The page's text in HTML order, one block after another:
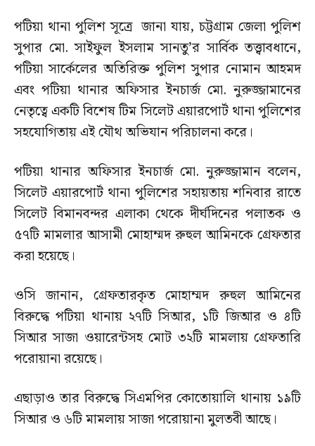
পটিয়া থানা পুলিশ সূত্রে জানা যায়, চট্টগ্রাম জেলা পুলিশ
সুপার মো. সাইফুল ইসলাম সানতু’র সার্বিক তত্ত্বাবধানে,
পটিয়া সার্কেলের অতিরিক্ত পুলিশ সুপার নোমান আহমদ
এবং পটিয়া থানার অফিসার ইনচার্জ মো. নুরুজ্জামানের
নেতৃত্বে একটি বিশেষ টিম সিলেট এয়ারপোর্ট থানা পুলিশের
সহযোগিতায় এই যৌথ অভিযান পরিচালনা করে।
পটিয়া থানার অফিসার ইনচার্জ মো. নুরুজ্জামান বলেন,
সিলেট এয়ারপোর্ট থানা পুলিশের সহায়তায় শনিবার রাতে
সিলেট বিমানবন্দর এলাকা থেকে দীর্ঘদিনের পলাতক ও
৫৭টি মামলার আসামী মোহাম্মদ রুহুল আমিনকে গ্রেফতার
করা হয়েছে।
ওসি জানান, গ্রেফতারকৃত মোহাম্মদ রুহুল আমিনের
বিরুদ্ধে পটিয়া থানায় ২৭টি সিআর, ১টি জিআর ও ৪টি
সিআর সাজা ওয়ারেন্টসহ মোট ৩২টি মামলায় গ্রেফতারি
পরোয়ানা রয়েছে।
এছাড়াও তার বিরুদ্ধে সিএমপির কোতোয়ালি থানায় ১৯টি
সিআর ও ৬টি মামলায় সাজা পরোয়ানা মুলতবী আছে।